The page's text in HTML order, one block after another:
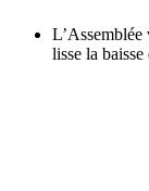
lisse la